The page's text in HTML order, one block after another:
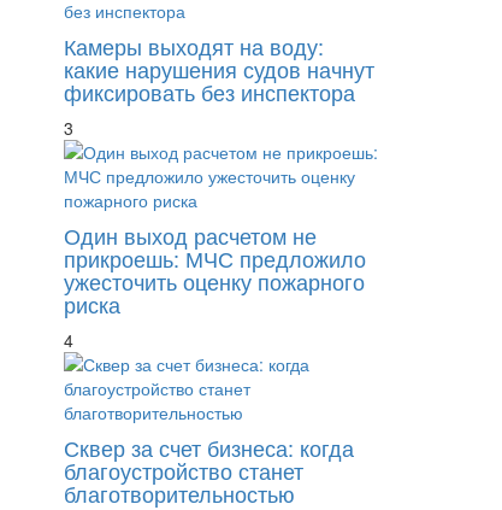
Камеры выходят на воду:
какие нарушения судов начнут
фиксировать без инспектора
3
Один выход расчетом не
прикроешь: МЧС предложило
ужесточить оценку пожарного
риска
4
Сквер за счет бизнеса: когда
благоустройство станет
благотворительностью